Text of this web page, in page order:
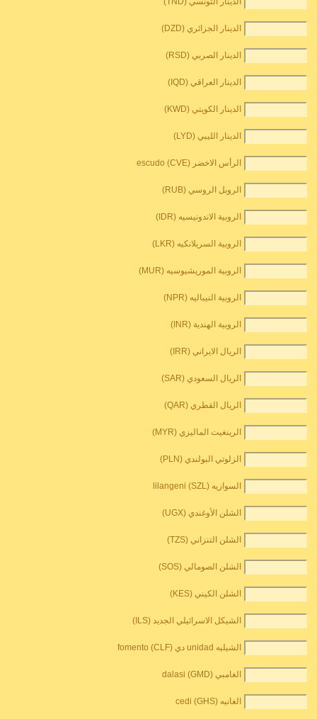
الدينار الجزائري (DZD)
الدينار الصربي (RSD)
الدينار العراقي (IQD)
الدينار الكويتي (KWD)
الدينار الليبي (LYD)
الرأس الاخضر escudo (CVE)
الروبل الروسي (RUB)
الروبية الاندونيسيه (IDR)
الروبية السريلانكيه (LKR)
الروبية الموريشيوسيه (MUR)
الروبية النيباليه (NPR)
الروبية الهندية (INR)
الريال الايراني (IRR)
الريال السعودي (SAR)
الريال القطري (QAR)
الرينغيت الماليزي (MYR)
الزلوتي البولندي (PLN)
السوازيه lilangeni (SZL)
الشلن الأوغندي (UGX)
الشلن التنزاني (TZS)
الشلن الصومالي (SOS)
الشلن الكيني (KES)
الشيكل الاسرائيلي الجديد (ILS)
الشيليه unidad دي fomento (CLF)
الغامبي dalasi (GMD)
الغانيه cedi (GHS)